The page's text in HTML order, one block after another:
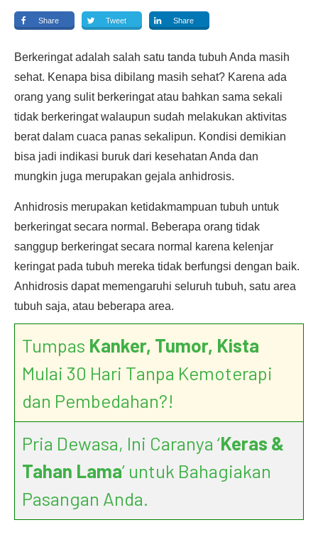
Share Tweet Share
Berkeringat adalah salah satu tanda tubuh Anda masih
sehat. Kenapa bisa dibilang masih sehat? Karena ada
orang yang sulit berkeringat atau bahkan sama sekali
tidak berkeringat walaupun sudah melakukan aktivitas
berat dalam cuaca panas sekalipun. Kondisi demikian
bisa jadi indikasi buruk dari kesehatan Anda dan
mungkin juga merupakan gejala anhidrosis.
Anhidrosis merupakan ketidakmampuan tubuh untuk
berkeringat secara normal. Beberapa orang tidak
sanggup berkeringat secara normal karena kelenjar
keringat pada tubuh mereka tidak berfungsi dengan baik.
Anhidrosis dapat memengaruhi seluruh tubuh, satu area
tubuh saja, atau beberapa area.
Tumpas Kanker, Tumor, Kista
Mulai 30 Hari Tanpa Kemoterapi
dan Pembedahan?!
Pria Dewasa, Ini Caranya ‘Keras &
Tahan Lama’ untuk Bahagiakan
Pasangan Anda.